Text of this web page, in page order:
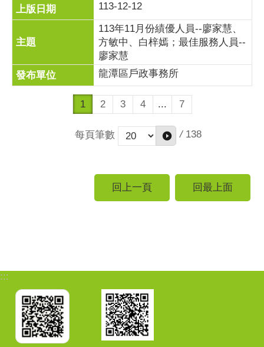
113-12-12
113年11月份績優人員--廖家慧、
方敏中、白梓嫣；最佳服務人員--
廖家慧
龍潭區戶政事務所
1 2 3 4 ... 7
每頁筆數 / 138
回上一頁 回最上面
:::